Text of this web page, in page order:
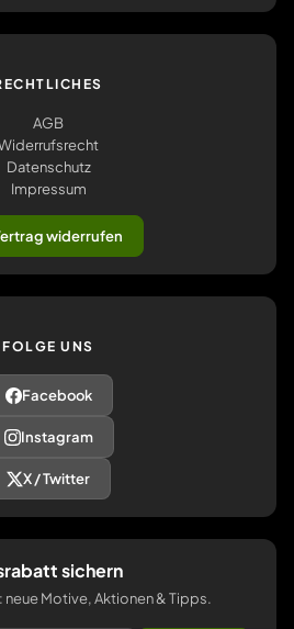
AGB
Datenschutz
Impressum
widerrufen
FOLGE UNS
Facebook
Instagram
X / Twitter
sichern
Motive, Aktionen & Tipps.